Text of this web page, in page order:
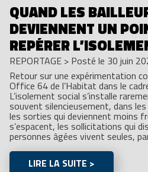
QUAND LES
DEVIENNENT UN
REPÉRER
REPORTAGE > Posté le 30 juin
Retour sur une expérimentation
Office 64 de l’Habitat dans le
L’isolement social s’installe
souvent silencieusement, dans
les sorties qui deviennent moins
s’espacent, les sollicitations qui
personnes âgées vivent seules,
LIRE LA SUITE >